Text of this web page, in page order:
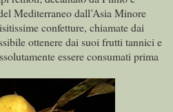
Mediterraneo dall’Asia Minore
confetture, chiamate dai
ottenere dai suoi frutti tannici e
essere consumati prima